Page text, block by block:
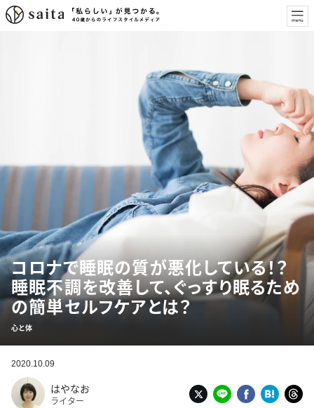
コロナで睡眠の質が悪化している！？
睡眠不調を改善して、ぐっすり眠るため
の簡単セルフケアとは？
心と体
2020.10.09
はやなお
ライター